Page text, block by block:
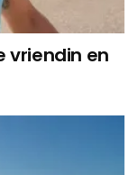
vriendin en